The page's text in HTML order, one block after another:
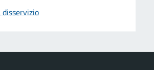
disservizio